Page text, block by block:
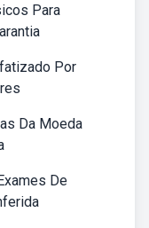
Para
Por
Da Moeda
De